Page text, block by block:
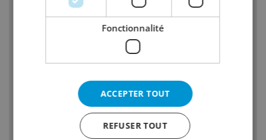
bière blonde à basse fermentation
Goût/odeur de houblon : fin et prononcé
Degré de fermentation : élevé, en bouche :
moyen à fin
Goût et odeur : faible douceur résiduelle
Pas dodeur/ goût dester ou de diacétyle fruité
pas de trouble dû au froid
Fonctionnalité
ACCEPTER TOUT
REFUSER TOUT